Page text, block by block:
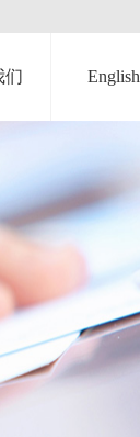
们 English